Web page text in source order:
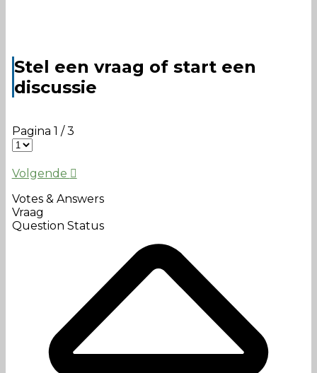
Stel een vraag of start een
discussie
Pagina 1 / 3
Volgende
Votes & Answers
Vraag
Question Status